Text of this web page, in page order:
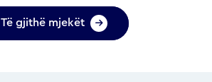
Të gjithë mjekët